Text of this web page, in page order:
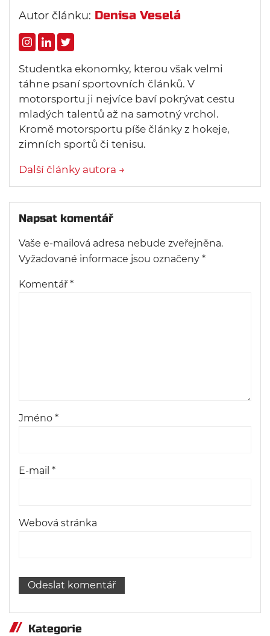
Autor článku: Denisa Veselá
Studentka ekonomky, kterou však velmi
táhne psaní sportovních článků. V
motorsportu ji nejvíce baví pokrývat cestu
mladých talentů až na samotný vrchol.
Kromě motorsportu píše články z hokeje,
zimních sportů či tenisu.
Další články autora →
Napsat komentář
Vaše e-mailová adresa nebude zveřejněna.
Vyžadované informace jsou označeny *
Komentář *
Jméno *
E-mail *
Webová stránka
Kategorie